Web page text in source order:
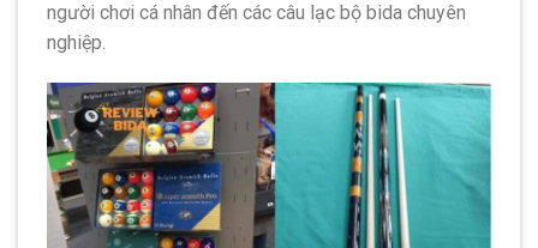
người chơi cá nhân đến các câu lạc bộ bida chuyên
nghiệp.